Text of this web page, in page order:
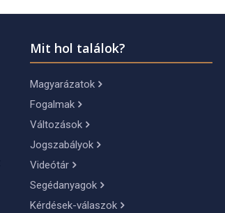
Mit hol találok?
Magyarázatok
Fogalmak
Változások
Jogszabályok
Videótár
Segédanyagok
Kérdések-válaszok